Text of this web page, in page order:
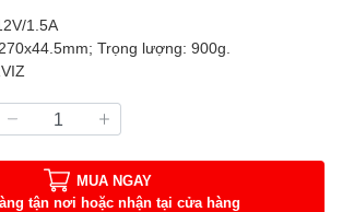
1.5A
Trọng lượng: 900g.
MUA NGAY
tận nơi hoặc nhận tại cửa hàng